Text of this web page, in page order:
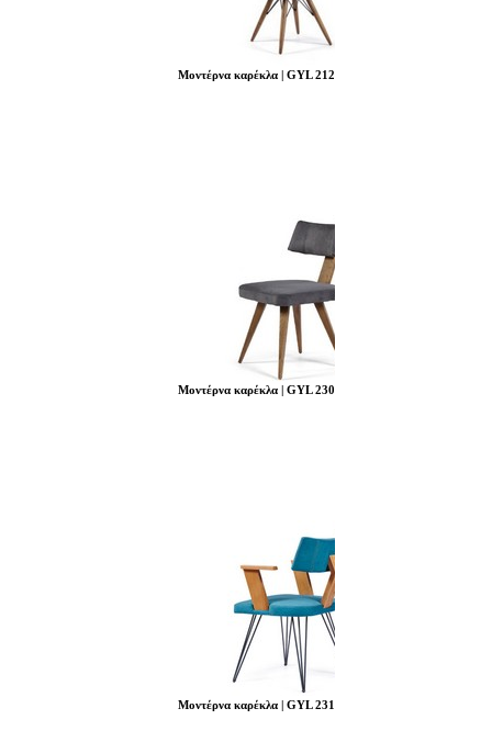
Μοντέρνα καρέκλα | GYL 212
Μοντέρνα καρέκλα | GYL 230
Μοντέρνα καρέκλα | GYL 231